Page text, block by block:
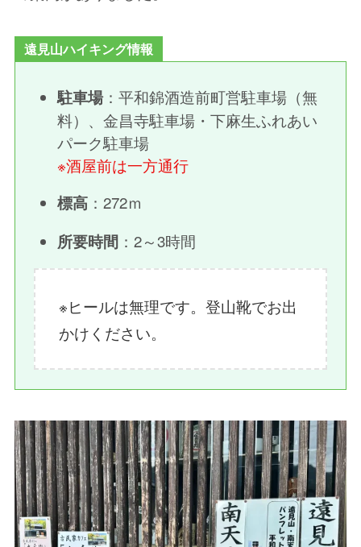
遠見山ハイキング情報
駐車場：平和錦酒造前町営駐車場（無
料）、金昌寺駐車場・下麻生ふれあい
パーク駐車場
※酒屋前は一方通行
標高：272ｍ
所要時間：2～3時間
※ヒールは無理です。登山靴でお出
かけください。